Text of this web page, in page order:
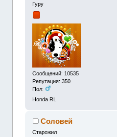
Гуру
Сообщений: 10535
Репутация: 350
Пол:
Honda RL
Соловей
Старожил